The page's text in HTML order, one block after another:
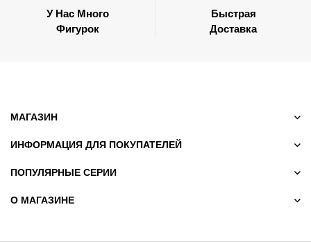
У Нас Много
Фигурок
Быстрая
Доставка
МАГАЗИН
ИНФОРМАЦИЯ ДЛЯ ПОКУПАТЕЛЕЙ
ПОПУЛЯРНЫЕ СЕРИИ
О МАГАЗИНЕ